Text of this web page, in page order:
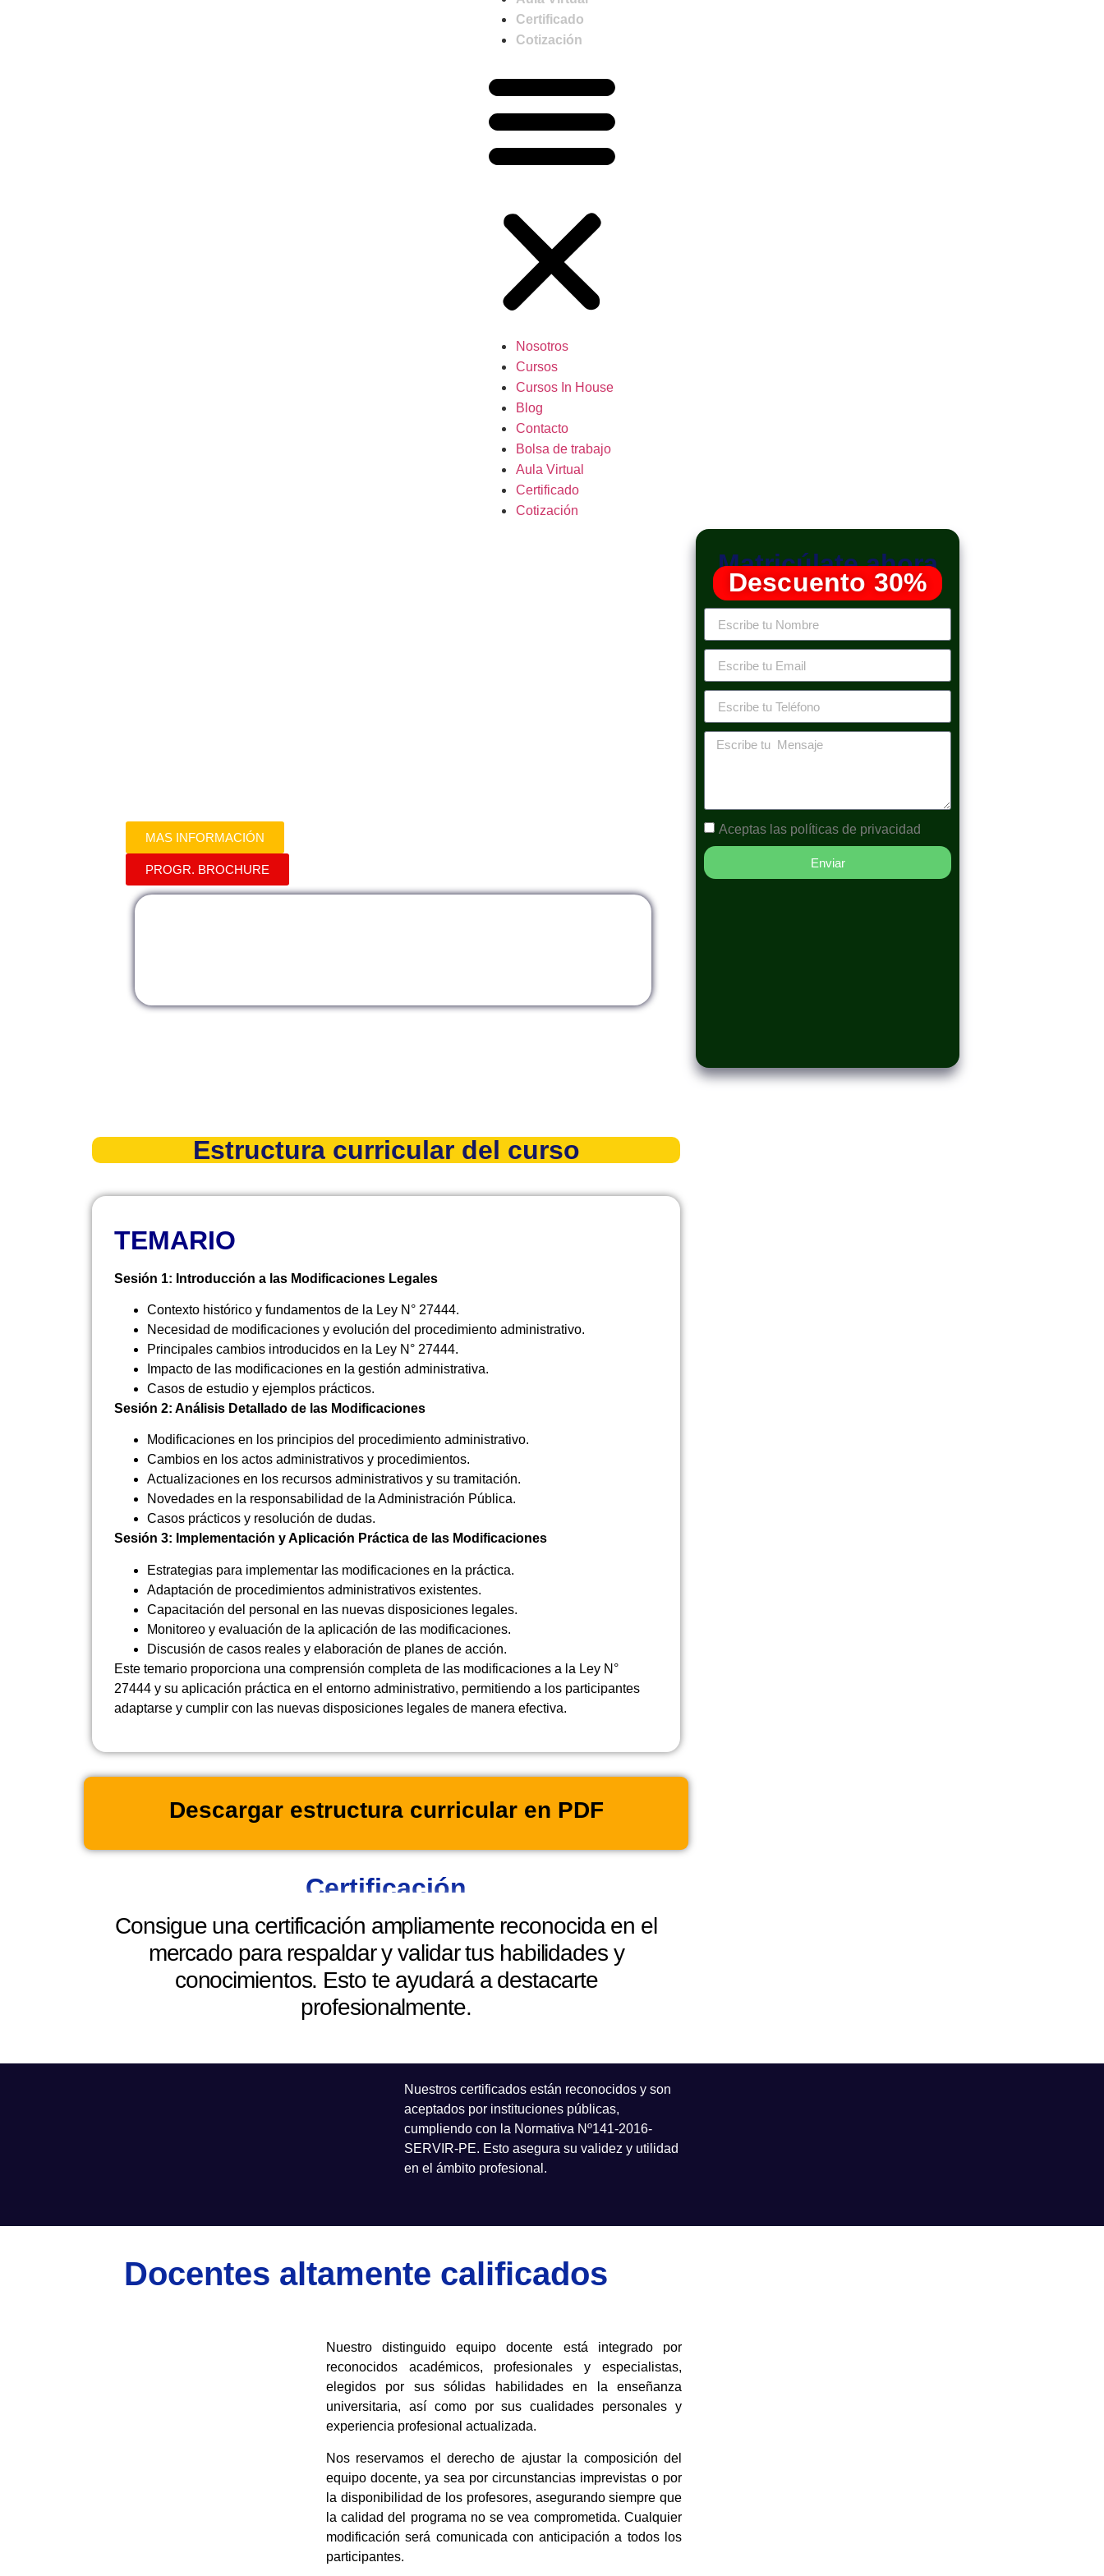
Certificado
Cotización
Nosotros
Cursos
Cursos In House
Blog
Contacto
Bolsa de trabajo
Aula Virtual
Certificado
Cotización
MAS INFORMACIÓN
PROGR. BROCHURE
Matricúlate ahora
Descuento 30%
Aceptas las políticas de privacidad
Enviar
Estructura curricular del curso
TEMARIO
Sesión 1: Introducción a las Modificaciones Legales
Contexto histórico y fundamentos de la Ley N° 27444.
Necesidad de modificaciones y evolución del procedimiento administrativo.
Principales cambios introducidos en la Ley N° 27444.
Impacto de las modificaciones en la gestión administrativa.
Casos de estudio y ejemplos prácticos.
Sesión 2: Análisis Detallado de las Modificaciones
Modificaciones en los principios del procedimiento administrativo.
Cambios en los actos administrativos y procedimientos.
Actualizaciones en los recursos administrativos y su tramitación.
Novedades en la responsabilidad de la Administración Pública.
Casos prácticos y resolución de dudas.
Sesión 3: Implementación y Aplicación Práctica de las Modificaciones
Estrategias para implementar las modificaciones en la práctica.
Adaptación de procedimientos administrativos existentes.
Capacitación del personal en las nuevas disposiciones legales.
Monitoreo y evaluación de la aplicación de las modificaciones.
Discusión de casos reales y elaboración de planes de acción.
Este temario proporciona una comprensión completa de las modificaciones a la Ley N°
27444 y su aplicación práctica en el entorno administrativo, permitiendo a los participantes
adaptarse y cumplir con las nuevas disposiciones legales de manera efectiva.
Descargar estructura curricular en PDF
Certificación
Consigue una certificación ampliamente reconocida en el
mercado para respaldar y validar tus habilidades y
conocimientos. Esto te ayudará a destacarte
profesionalmente.
Nuestros certificados están reconocidos y son
aceptados por instituciones públicas,
cumpliendo con la Normativa Nº141-2016-
SERVIR-PE. Esto asegura su validez y utilidad
en el ámbito profesional.
Docentes altamente calificados
Nuestro distinguido equipo docente está integrado por
reconocidos académicos, profesionales y especialistas,
elegidos por sus sólidas habilidades en la enseñanza
universitaria, así como por sus cualidades personales y
experiencia profesional actualizada.
Nos reservamos el derecho de ajustar la composición del
equipo docente, ya sea por circunstancias imprevistas o por
la disponibilidad de los profesores, asegurando siempre que
la calidad del programa no se vea comprometida. Cualquier
modificación será comunicada con anticipación a todos los
participantes.